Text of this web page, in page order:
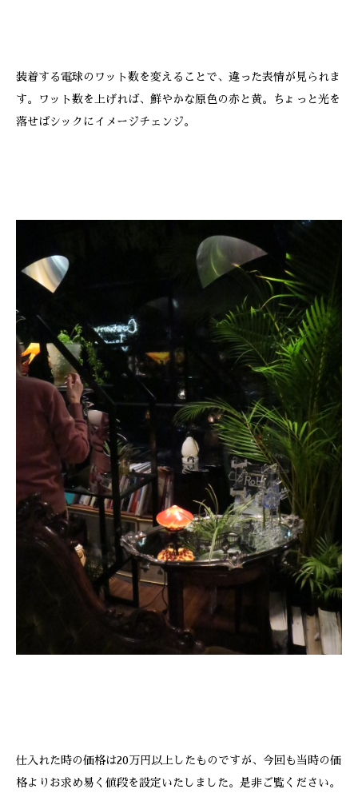
装着する電球のワット数を変えることで、違った表情が見られま
す。ワット数を上げれば、鮮やかな原色の赤と黄。ちょっと光を
落せばシックにイメージチェンジ。
仕入れた時の価格は20万円以上したものですが、今回も当時の価
格よりお求め易く値段を設定いたしました。是非ご覧ください。